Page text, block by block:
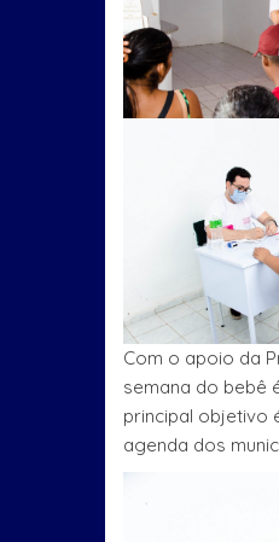
Com o apoio da
semana do bebê
principal objetivo
agenda dos